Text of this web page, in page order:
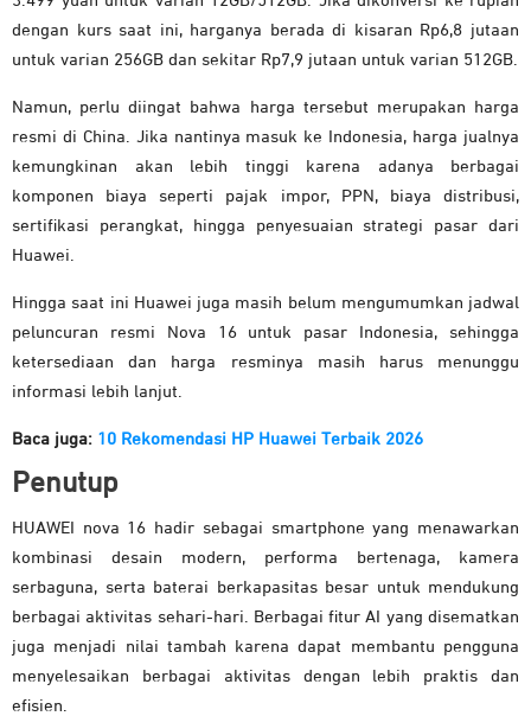
dengan kurs saat ini, harganya berada di kisaran Rp6,8 jutaan
untuk varian 256GB dan sekitar Rp7,9 jutaan untuk varian 512GB.
Namun, perlu diingat bahwa harga tersebut merupakan harga
resmi di China. Jika nantinya masuk ke Indonesia, harga jualnya
kemungkinan akan lebih tinggi karena adanya berbagai
komponen biaya seperti pajak impor, PPN, biaya distribusi,
sertifikasi perangkat, hingga penyesuaian strategi pasar dari
Huawei.
Hingga saat ini Huawei juga masih belum mengumumkan jadwal
peluncuran resmi Nova 16 untuk pasar Indonesia, sehingga
ketersediaan dan harga resminya masih harus menunggu
informasi lebih lanjut.
Baca juga: 10 Rekomendasi HP Huawei Terbaik 2026
Penutup
HUAWEI nova 16 hadir sebagai smartphone yang menawarkan
kombinasi desain modern, performa bertenaga, kamera
serbaguna, serta baterai berkapasitas besar untuk mendukung
berbagai aktivitas sehari-hari. Berbagai fitur AI yang disematkan
juga menjadi nilai tambah karena dapat membantu pengguna
menyelesaikan berbagai aktivitas dengan lebih praktis dan
efisien.